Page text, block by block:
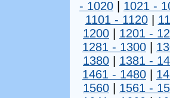
- 1020
1021 -
1101 - 1120|
1200
1201 -
1281 - 1300
1380
1381 -
1461 - 1480
1560
1561 -